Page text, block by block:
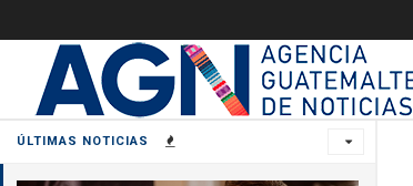
ÚLTIMAS NOTICIAS